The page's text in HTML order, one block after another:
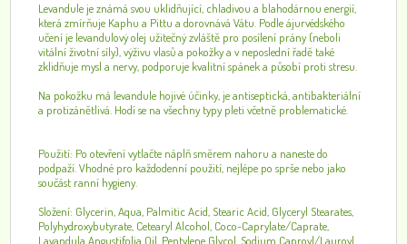
Levandule je známá svou uklidňující, chladivou a blahodárnou energií,
která zmírňuje Kaphu a Pittu a dorovnává Vátu. Podle ájurvédského
učení je levandulový olej užitečný zvláště pro posílení prány (neboli
vitální životní síly), výživu vlasů a pokožky a v neposlední řadě také
zklidňuje mysl a nervy, podporuje kvalitní spánek a působí proti stresu.
Na pokožku má levandule hojivé účinky, je antiseptická, antibakteriální
a protizánětlivá. Hodí se na všechny typy pleti včetně problematické.
Použití: Po otevření vytlačte náplň směrem nahoru a naneste do
podpaží. Vhodné pro každodenní použití, nejlépe po sprše nebo jako
součást ranní hygieny.
Složení: Glycerin, Aqua, Palmitic Acid, Stearic Acid, Glyceryl Stearates,
Polyhydroxybutyrate, Cetearyl Alcohol, Coco-Caprylate/Caprate,
Lavandula Angustifolia Oil, Pentylene Glycol, Sodium Caproyl/Lauroyl